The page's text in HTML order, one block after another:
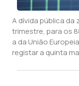
A dívida pública da
trimestre, para os
a da União
registar a quinta